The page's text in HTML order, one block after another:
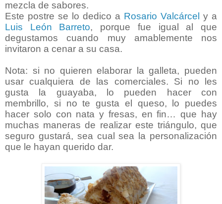
mezcla de sabores.
Este postre se lo dedico a Rosario Valcárcel y a
Luis León Barreto, porque fue igual al que
degustamos cuando muy amablemente nos
invitaron a cenar a su casa.
Nota: si no quieren elaborar la galleta, pueden
usar cualquiera de las comerciales. Si no les
gusta la guayaba, lo pueden hacer con
membrillo, si no te gusta el queso, lo puedes
hacer solo con nata y fresas, en fin… que hay
muchas maneras de realizar este triángulo, que
seguro gustará, sea cual sea la personalización
que le hayan querido dar.